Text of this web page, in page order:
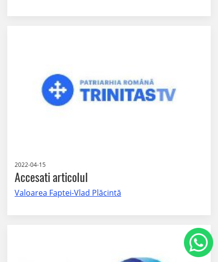
2022-04-15
Accesati articolul
Valoarea Faptei-Vlad Plăcintă